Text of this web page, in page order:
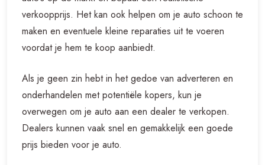
verkoopprijs. Het kan ook helpen om je auto schoon te
maken en eventuele kleine reparaties uit te voeren
voordat je hem te koop aanbiedt.
Als je geen zin hebt in het gedoe van adverteren en
onderhandelen met potentiële kopers, kun je
overwegen om je auto aan een dealer te verkopen.
Dealers kunnen vaak snel en gemakkelijk een goede
prijs bieden voor je auto.